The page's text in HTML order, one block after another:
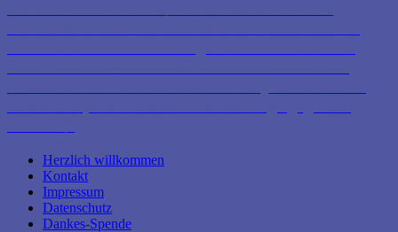
Herzlich willkommen
Kontakt
Impressum
Datenschutz
Dankes-Spende